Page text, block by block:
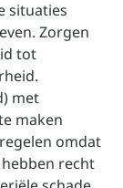
situaties
Zorgen
tot
met
maken
omdat
recht